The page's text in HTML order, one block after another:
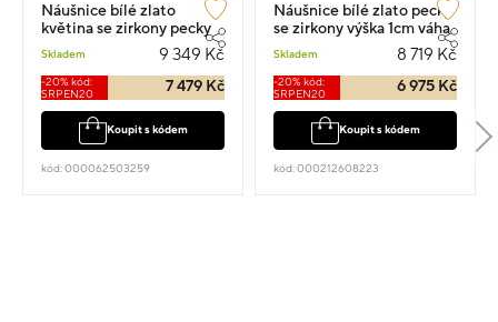
Náušnice bílé zlato
květina se zirkony pecky
Skladem 9 349 Kč
-20% kód:
SRPEN20
7 479 Kč
Koupit s kódem
kód: 000062503259
Náušnice bílé zlato pecky
se zirkony výška 1cm váha
Skladem 8 719 Kč
-20% kód:
SRPEN20
6 975 Kč
Koupit s kódem
kód: 000212608223